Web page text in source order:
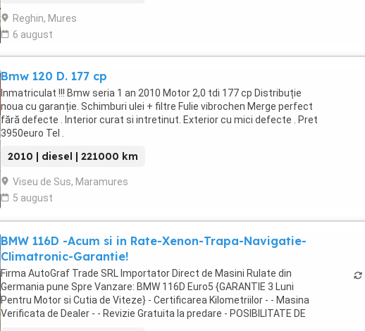
Reghin, Mures
6 august
Bmw 120 D. 177 cp
Inmatriculat !!! Bmw seria 1 an 2010 Motor 2,0 tdi 177 cp Distribuție
noua cu garanție. Schimburi ulei + filtre Fulie vibrochen Merge perfect
fără defecte . Interior curat si intretinut. Exterior cu mici defecte . Pret
3950euro Tel .
2010 | diesel | 221000 km
Viseu de Sus, Maramures
5 august
BMW 116D -Acum si in Rate-Xenon-Trapa-Navigatie-
Climatronic-Garantie!
Firma AutoGraf Trade SRL Importator Direct de Masini Rulate din
Germania pune Spre Vanzare: BMW 116D Euro5 {GARANTIE 3 Luni
Pentru Motor si Cutia de Viteze} - Certificarea Kilometriilor - - Masina
Verificata de Dealer - - Revizie Gratuita la predare - POSIBILITATE DE